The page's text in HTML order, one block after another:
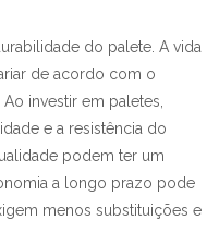
do palete. A vida
de acordo com o
investir em paletes,
e a resistência do
podem ter um
a longo prazo pode
menos substituições e